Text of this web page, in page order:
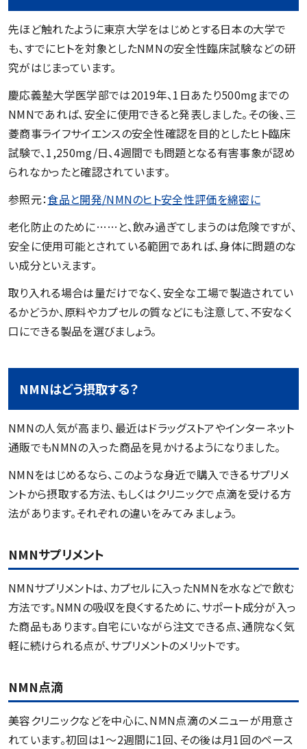
先ほど触れたように東京大学をはじめとする日本の大学で
も、すでにヒトを対象としたNMNの安全性臨床試験などの研
究がはじまっています。
慶応義塾大学医学部では2019年、1日あたり500mgまでの
NMNであれば、安全に使用できると発表しました。その後、三
菱商事ライフサイエンスの安全性確認を目的としたヒト臨床
試験で、1,250mg/日、4週間でも問題となる有害事象が認め
られなかったと確認されています。
参照元：食品と開発/NMNのヒト安全性評価を綿密に
老化防止のために……と、飲み過ぎてしまうのは危険ですが、
安全に使用可能とされている範囲であれば、身体に問題のな
い成分といえます。
取り入れる場合は量だけでなく、安全な工場で製造されてい
るかどうか、原料やカプセルの質などにも注意して、不安なく
口にできる製品を選びましょう。
NMNはどう摂取する？
NMNの人気が高まり、最近はドラッグストアやインターネット
通販でもNMNの入った商品を見かけるようになりました。
NMNをはじめるなら、このような身近で購入できるサプリメ
ントから摂取する方法、もしくはクリニックで点滴を受ける方
法があります。それぞれの違いをみてみましょう。
NMNサプリメント
NMNサプリメントは、カプセルに入ったNMNを水などで飲む
方法です。NMNの吸収を良くするために、サポート成分が入っ
た商品もあります。自宅にいながら注文できる点、通院なく気
軽に続けられる点が、サプリメントのメリットです。
NMN点滴
美容クリニックなどを中心に、NMN点滴のメニューが用意さ
れています。初回は1～2週間に1回、その後は月1回のペース